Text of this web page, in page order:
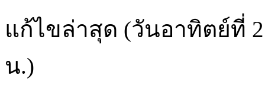
แก้ไขล่าสุด (วันอาทิตย์ที่
น.)